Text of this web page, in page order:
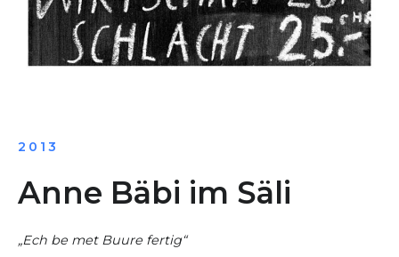
2013
Anne Bäbi im Säli
„Ech be met Buure fertig“